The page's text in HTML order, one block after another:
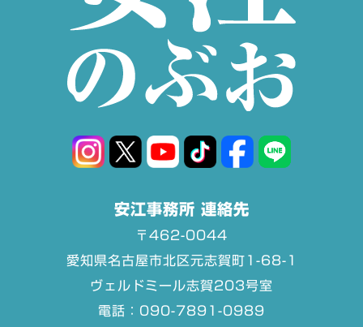
安江事務所 連絡先
〒462-0044
愛知県名古屋市北区元志賀町1-68-1
ヴェルドミール志賀203号室
電話：090-7891-0989